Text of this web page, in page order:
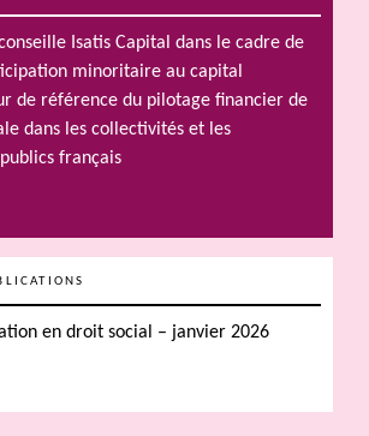
Isatis Capital dans le cadre de
minoritaire au capital
de référence du pilotage financier de
dans les collectivités et les
français
en droit social – janvier 2026